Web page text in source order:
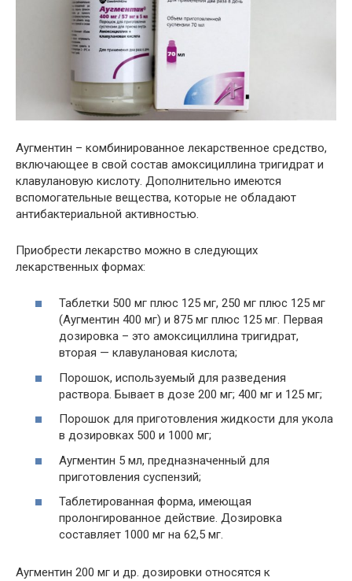
Аугментин – комбинированное лекарственное средство,
включающее в свой состав амоксициллина тригидрат и
клавулановую кислоту. Дополнительно имеются
вспомогательные вещества, которые не обладают
антибактериальной активностью.
Приобрести лекарство можно в следующих
лекарственных формах:
Таблетки 500 мг плюс 125 мг, 250 мг плюс 125 мг
(Аугментин 400 мг) и 875 мг плюс 125 мг. Первая
дозировка – это амоксициллина тригидрат,
вторая — клавулановая кислота;
Порошок, используемый для разведения
раствора. Бывает в дозе 200 мг; 400 мг и 125 мг;
Порошок для приготовления жидкости для укола
в дозировках 500 и 1000 мг;
Аугментин 5 мл, предназначенный для
приготовления суспензий;
Таблетированная форма, имеющая
пролонгированное действие. Дозировка
составляет 1000 мг на 62,5 мг.
Аугментин 200 мг и др. дозировки относятся к